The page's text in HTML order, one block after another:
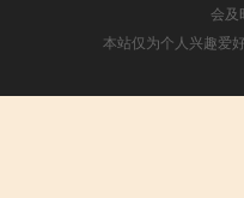
会及
本站仅为个人兴趣爱